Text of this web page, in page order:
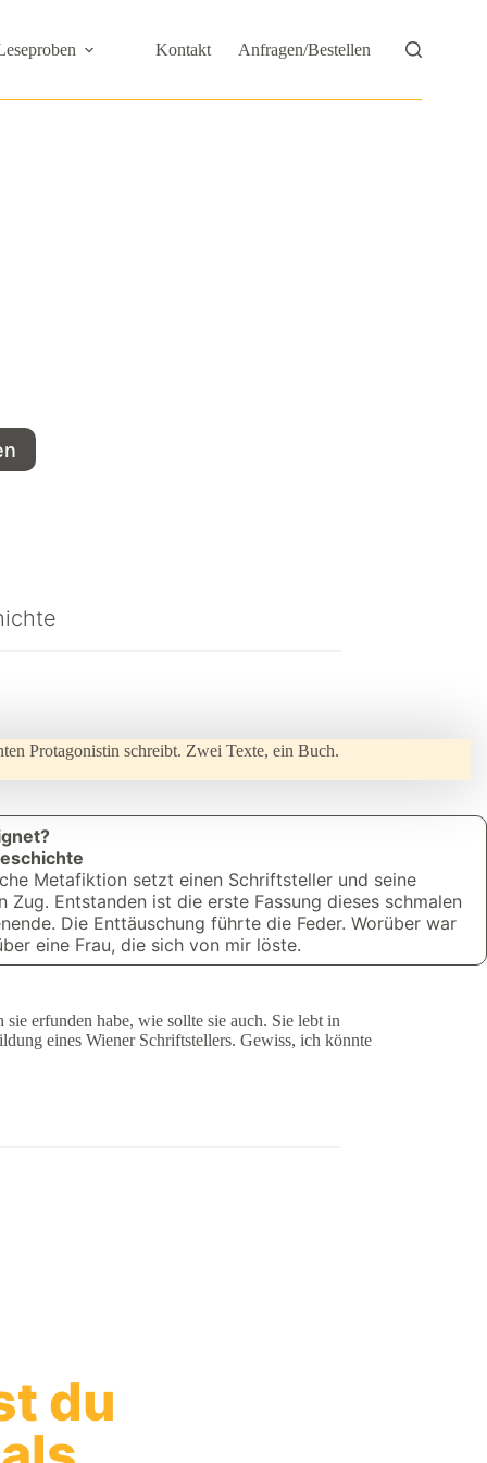
Kontakt Anfragen/Bestellen
Protagonistin schreibt. Zwei Texte, ein Buch.
Metafiktion setzt einen Schriftsteller und seine
Zug. Entstanden ist die erste Fassung dieses schmalen
Die Enttäuschung führte die Feder. Worüber war
eine Frau, die sich von mir löste.
erfunden habe, wie sollte sie auch. Sie lebt in
eines Wiener Schriftstellers. Gewiss, ich könnte
du